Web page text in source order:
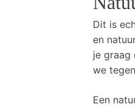
Dit is
en
je graag
we
Een